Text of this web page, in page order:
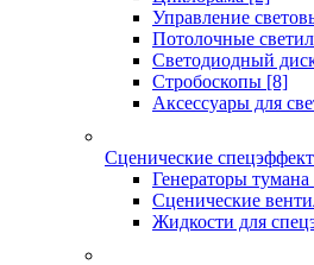
Управление
Потолочные
Светодиодный
Стробоскопы [8]
Аксессуары для
Сценические
Генераторы тумана
Сценические
Жидкости для